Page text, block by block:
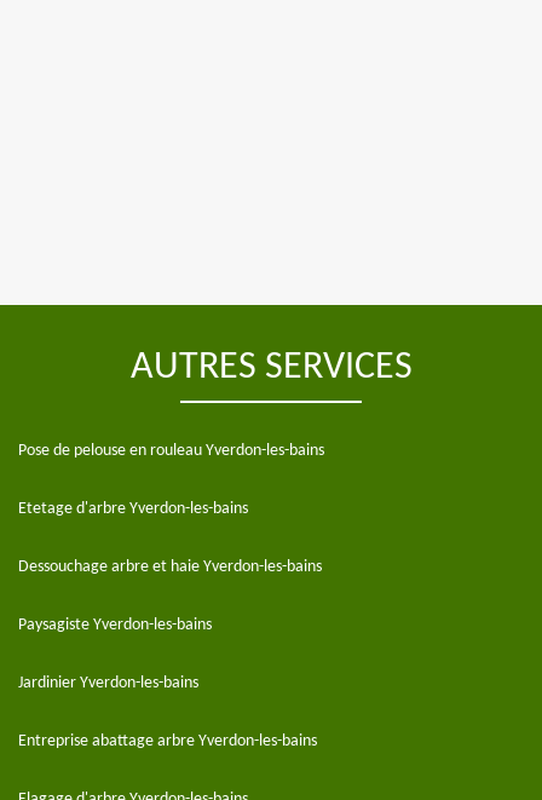
AUTRES SERVICES
Pose de pelouse en rouleau Yverdon-les-bains
Etetage d'arbre Yverdon-les-bains
Dessouchage arbre et haie Yverdon-les-bains
Paysagiste Yverdon-les-bains
Jardinier Yverdon-les-bains
Entreprise abattage arbre Yverdon-les-bains